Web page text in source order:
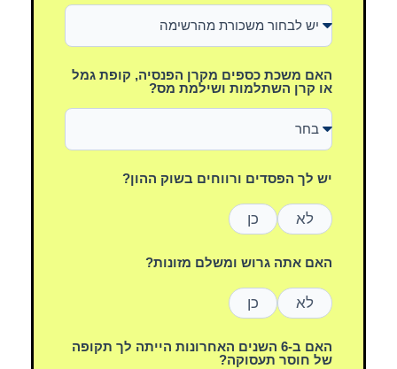
האם משכת כספים מקרן הפנסיה, קופת גמל
או קרן השתלמות ושילמת מס?
יש לך הפסדים ורווחים בשוק ההון?
לא כן
האם אתה גרוש ומשלם מזונות?
לא כן
האם ב-6 השנים האחרונות הייתה לך תקופה
של חוסר תעסוקה?